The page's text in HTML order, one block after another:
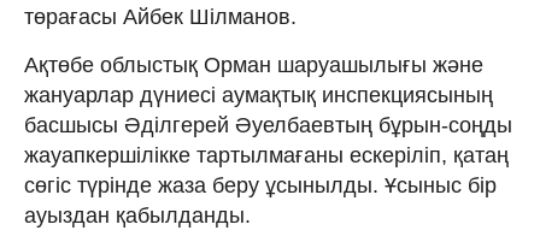
төрағасы Айбек Шілманов.
Ақтөбе облыстық Орман шаруашылығы және
жануарлар дүниесі аумақтық инспекциясының
басшысы Әділгерей Әуелбаевтың бұрын-соңды
жауапкершілікке тартылмағаны ескеріліп, қатаң
сөгіс түрінде жаза беру ұсынылды. Ұсыныс бір
ауыздан қабылданды.